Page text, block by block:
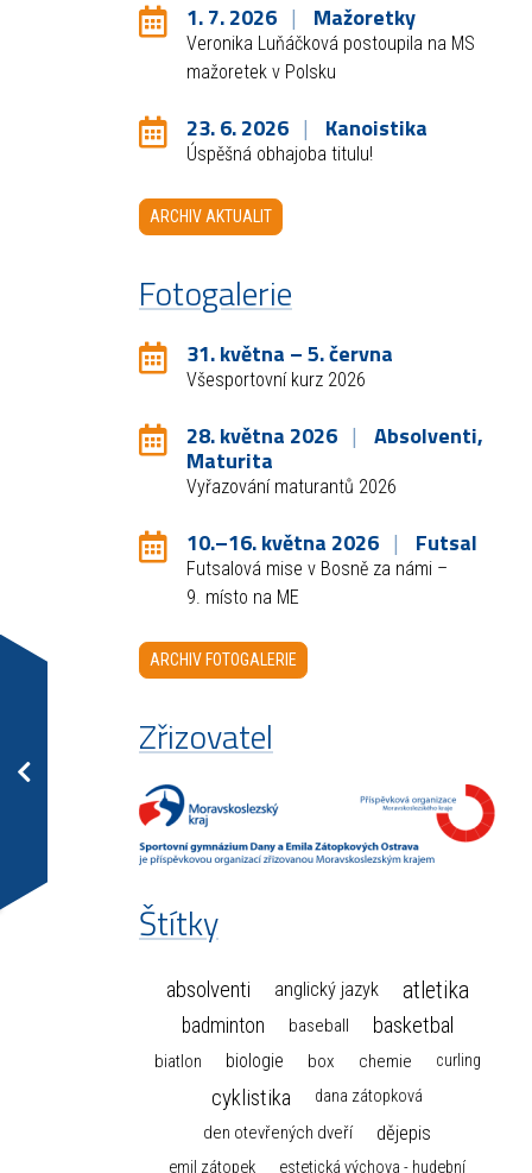
1. 7. 2026 Mažoretky
Veronika Luňáčková postoupila na MS
mažoretek v Polsku
23. 6. 2026 Kanoistika
Úspěšná obhajoba titulu!
ARCHIV AKTUALIT
Fotogalerie
31. května – 5. června
Všesportovní kurz 2026
28. května 2026 Absolventi,
Maturita
Vyřazování maturantů 2026
10.–16. května 2026 Futsal
Futsalová mise v Bosně za námi –
9. místo na ME
ARCHIV FOTOGALERIE
Zřizovatel
Štítky
absolventi anglický jazyk atletika
badminton baseball basketbal
biatlon biologie box chemie curling
cyklistika dana zátopková
den otevřených dveří dějepis
emil zátopek estetická výchova - hudební